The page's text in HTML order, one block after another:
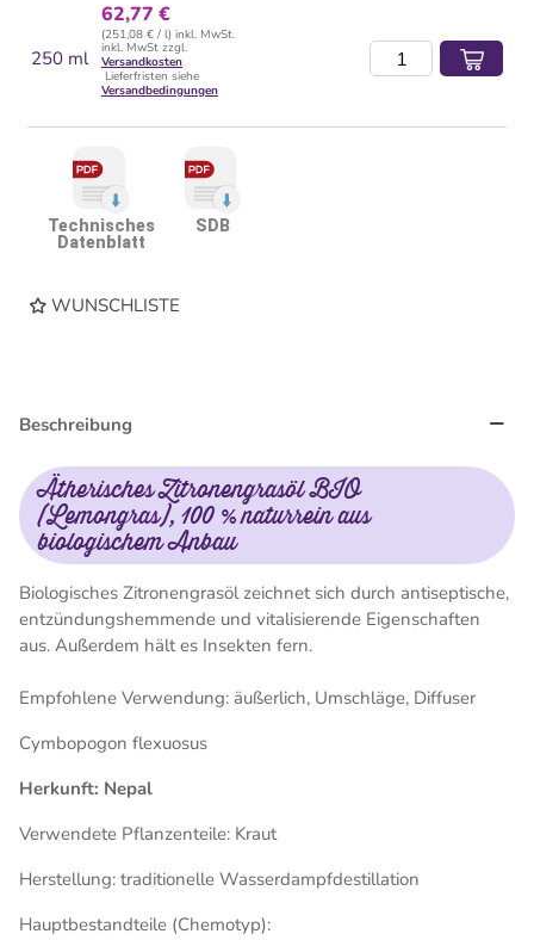
250 ml
62,77 €
(251,08 € / l) inkl. MwSt.
inkl. MwSt zzgl.
Versandkosten
Lieferfristen siehe
Versandbedingungen
Technisches
Datenblatt
SDB
WUNSCHLISTE
Beschreibung
Ätherisches Zitronengrasöl BIO
(Lemongras), 100 % naturrein aus
biologischem Anbau
Biologisches Zitronengrasöl zeichnet sich durch antiseptische,
entzündungshemmende und vitalisierende Eigenschaften
aus. Außerdem hält es Insekten fern.
Empfohlene Verwendung: äußerlich, Umschläge, Diffuser
Cymbopogon flexuosus
Herkunft: Nepal
Verwendete Pflanzenteile: Kraut
Herstellung: traditionelle Wasserdampfdestillation
Hauptbestandteile (Chemotyp):